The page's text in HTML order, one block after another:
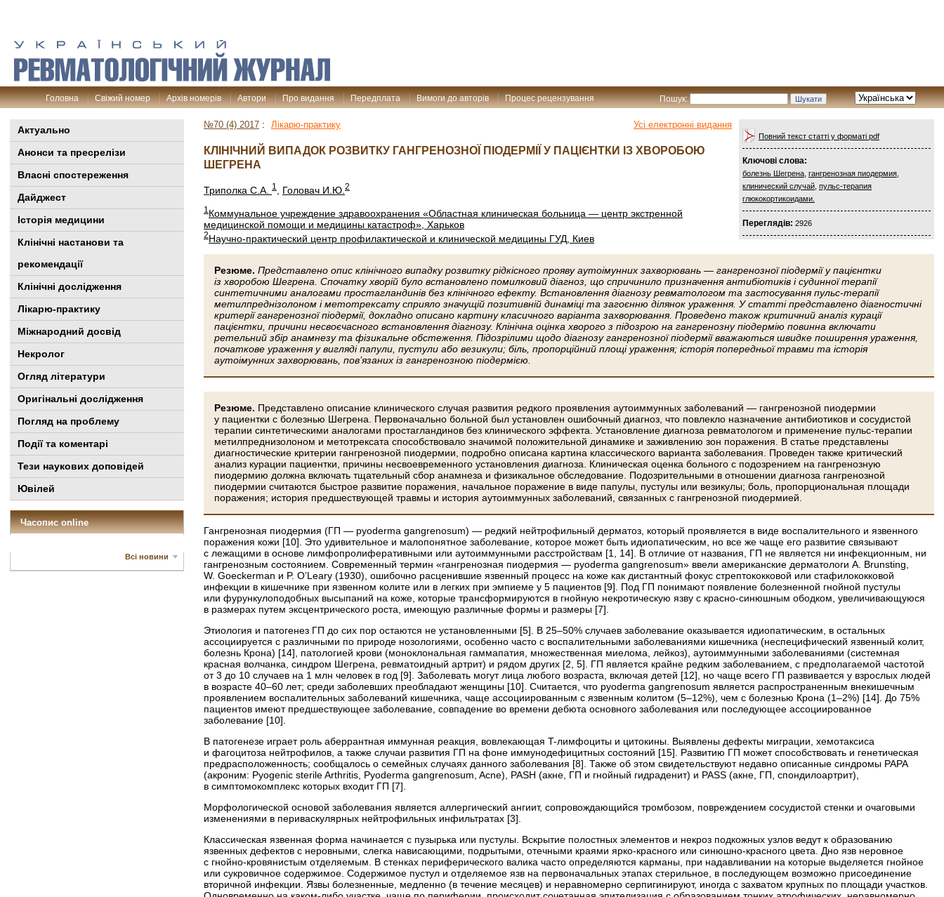
Пошук:
Головна Свіжий номер Архів номерів Автори Про видання Передплата Вимоги до авторів Процес рецензування
Актуально
Анонси та пресрелізи
Власні спостереження
Дайджест
Історія медицини
Клінiчні настанови та
рекомендації
Клінічні дослідження
Лікарю-практику
Міжнародний досвід
Некролог
Огляд літератури
Оригінальні дослідження
Погляд на проблему
Події та коментарі
Тези наукових доповідей
Ювілей
Часопис online
Всі новини
Повний текст статті у форматі pdf
Ключові слова:
болезнь Шегрена гангренозная пиодермия
клинический случай пульс-терапия
глюкокортикоидами.
Переглядів: 2926
Усі електронні видання
№70 (4) 2017 : Лікарю-практику
КЛІНІЧНИЙ ВИПАДОК РОЗВИТКУ ГАНГРЕНОЗНОЇ ПІОДЕРМІЇ У ПАЦІЄНТКИ ІЗ ХВОРОБОЮ
ШЕГРЕНА
Триполка С.А. 1 Головач И.Ю. 2
1Коммунальное учреждение здравоохранения «Областная клиническая больница — центр экстренной
медицинской помощи и медицины катастроф», Харьков
2Научно-практический центр профилактической и клинической медицины ГУД, Киев
Резюме. Представлено опис клінічного випадку розвитку рідкісного прояву аутоімунних захворювань — гангренозної піодермії у пацієнтки
із хворобою Шегрена. Спочатку хворій було встановлено помилковий діагноз, що спричинило призначення антибіотиків і судинної терапії
синтетичними аналогами простагландинів без клінічного ефекту. Встановлення діагнозу ревматологом та застосування пульс-терапії
метилпреднізолоном і метотрексату сприяло значущій позитивній динаміці та загоєнню ділянок ураження. У статті представлено діагностичні
критерії гангренозної піодермії, докладно описано картину класичного варіанта захворювання. Проведено також критичний аналіз курації
пацієнтки, причини несвоєчасного встановлення діагнозу. Клінічна оцінка хворого з підозрою на гангренозну піодермію повинна включати
ретельний збір анамнезу та фізикальне обстеження. Підозрілими щодо діагнозу гангренозної піодермії вважаються швидке поширення ураження,
початкове ураження у вигляді папули, пустули або везикули; біль, пропорційний площі ураження; історія попередньої травми та історія
аутоімунних захворювань, пов’язаних із гангренозною піодермією.
Резюме. Представлено описание клинического случая развития редкого проявления аутоиммунных заболеваний — гангренозной пиодермии
у пациентки с болезнью Шегрена. Первоначально больной был установлен ошибочный диагноз, что повлекло назначение антибиотиков и сосудистой
терапии синтетическими аналогами простагландинов без клинического эффекта. Установление диагноза ревматологом и применение пульс-терапии
метилпреднизолоном и метотрексата способствовало значимой положительной динамике и заживлению зон поражения. В статье представлены
диагностические критерии гангренозной пиодермии, подробно описана картина классического варианта заболевания. Проведен также критический
анализ курации пациентки, причины несвоевременного установления диагноза. Клиническая оценка больного с подозрением на гангренозную
пиодермию должна включать тщательный сбор анамнеза и физикальное обследование. Подозрительными в отношении диагноза гангренозной
пиодермии считаются быстрое развитие поражения, начальное поражение в виде папулы, пустулы или везикулы; боль, пропорциональная площади
поражения; история предшествующей травмы и история аутоиммунных заболеваний, связанных с гангренозной пиодермией.
Гангренозная пиодермия (ГП — pyoderma gangrenosum) — редкий нейтрофильный дерматоз, который проявляется в виде воспалительного и язвенного
поражения кожи [10]. Это удивительное и малопонятное заболевание, которое может быть идиопатическим, но все же чаще его развитие связывают
с лежащими в основе лимфопролиферативными или аутоиммунными расстройствам [1, 14]. В отличие от названия, ГП не является ни инфекционным, ни
гангренозным состоянием. Современный термин «гангренозная пиодермия — pyoderma gangrenosum» ввели американские дерматологи A. Brunsting,
W. Goeckerman и P. O’Leary (1930), ошибочно расценившие язвенный процесс на коже как дистантный фокус стрептококковой или стафилококковой
инфекции в кишечнике при язвенном колите или в легких при эмпиеме у 5 пациентов [9]. Под ГП понимают появление болезненной гнойной пустулы
или фурункулоподобных высыпаний на коже, которые трансформируются в гнойную некротическую язву с красно-синюшным ободком, увеличивающуюся
в размерах путем эксцентрического роста, имеющую различные формы и размеры [7].
Этиология и патогенез ГП до сих пор остаются не установленными [5]. В 25–50% случаев заболевание оказывается идиопатическим, в остальных
ассоциируется с различными по природе нозологиями, особенно часто с воспалительными заболеваниями кишечника (неспецифический язвенный колит,
болезнь Крона) [14], патологией крови (моноклональная гаммапатия, множественная миелома, лейкоз), аутоиммунными заболеваниями (системная
красная волчанка, синдром Шегрена, ревматоидный артрит) и рядом других [2, 5]. ГП является крайне редким заболеванием, с предполагаемой частотой
от 3 до 10 случаев на 1 млн человек в год [9]. Заболевать могут лица любого возраста, включая детей [12], но чаще всего ГП развивается у взрослых людей
в возрасте 40–60 лет; среди заболевших преобладают женщины [10]. Считается, что pyoderma gangrenosum является распространенным внекишечным
проявлением воспалительных заболеваний кишечника, чаще ассоциированным с язвенным колитом (5–12%), чем с болезнью Крона (1–2%) [14]. До 75%
пациентов имеют предшествующее заболевание, совпадение во времени дебюта основного заболевания или последующее ассоциированное
заболевание [10].
В патогенезе играет роль аберрантная иммунная реакция, вовлекающая T-лимфоциты и цитокины. Выявлены дефекты миграции, хемотаксиса
и фагоцитоза нейтрофилов, а также случаи развития ГП на фоне иммунодефицитных состояний [15]. Развитию ГП может способствовать и генетическая
предрасположенность; сообщалось о семейных случаях данного заболевания [8]. Также об этом свидетельствуют недавно описанные синдромы PAPA
(акроним: Pyogenic sterile Arthritis, Pyoderma gangrenosum, Acne), PASH (акне, ГП и гнойный гидраденит) и PASS (акне, ГП, спондилоартрит),
в симптомокомплекс которых входит ГП [7].
Морфологической основой заболевания является аллергический ангиит, сопровождающийся тромбозом, повреждением сосудистой стенки и очаговыми
изменениями в периваскулярных нейтрофильных инфильтратах [3].
Классическая язвенная форма начинается с пузырька или пустулы. Вскрытие полостных элементов и некроз подкожных узлов ведут к образованию
язвенных дефектов с неровными, слегка нависающими, подрытыми, отечными краями ярко-красного или синюшно-красного цвета. Дно язв неровное
с гнойно-кровянистым отделяемым. В стенках периферического валика часто определяются карманы, при надавливании на которые выделяется гнойное
или сукровичное содержимое. Содержимое пустул и отделяемое язв на первоначальных этапах стерильное, в последующем возможно присоединение
вторичной инфекции. Язвы болезненные, медленно (в течение месяцев) и неравномерно серпигинируют, иногда с захватом крупных по площади участков.